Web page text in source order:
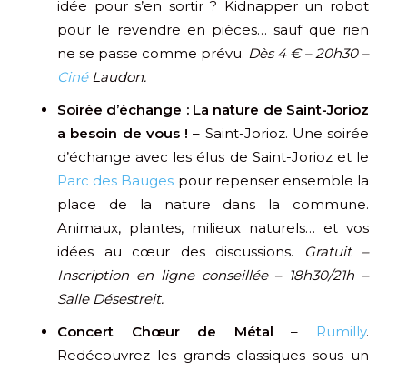
idée pour s’en sortir ? Kidnapper un robot
pour le revendre en pièces… sauf que rien
ne se passe comme prévu. Dès 4 € – 20h30 –
CinéLaudon.
Soirée d’échange : La nature de Saint-Jorioz
a besoin de vous ! – Saint-Jorioz. Une soirée
d’échange avec les élus de Saint-Jorioz et le
Parc des Bauges pour repenser ensemble la
place de la nature dans la commune.
Animaux, plantes, milieux naturels… et vos
idées au cœur des discussions.
Gratuit –
Inscription en ligne conseillée – 18h30/21h –
Salle Désestreit.
Concert Chœur de Métal – Rumilly.
Redécouvrez les grands classiques sous un